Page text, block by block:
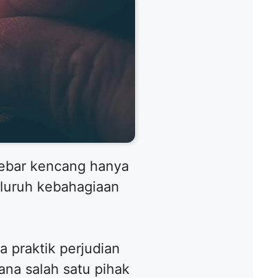
kencang hanya
kebahagiaan
praktik perjudian
salah satu pihak